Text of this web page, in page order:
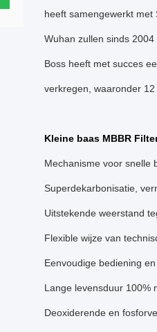
heeft samengewerkt met
Wuhan zullen sinds
Boss heeft met succes
verkregen, waaronder
Kleine baas MBBR
Mechanisme voor snelle
Superdekarbonisatie,
Uitstekende weerstand
Flexible wijze van
Eenvoudige bediening
Lange levensduur 100%
Deoxiderende en